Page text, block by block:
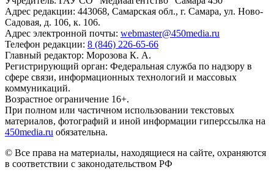
Адрес редакции: 443068, Самарская обл., г. Самара, ул. Ново-
Садовая, д. 106, к. 106.
Адрес электронной почты: webmaster@450media.ru
Телефон редакции: 8 (846) 226-65-66
Главный редактор: Морозова К. А.
Регистрирующий орган: Федеральная служба по надзору в
сфере связи, информационных технологий и массовых
коммуникаций.
Возрастное ограничение 16+.
При полном или частичном использовании текстовых
материалов, фотографий и иной информации гиперссылка на
450media.ru обязательна.
© Все права на материалы, находящиеся на сайте, охраняются
в соответствии с законодательством РФ